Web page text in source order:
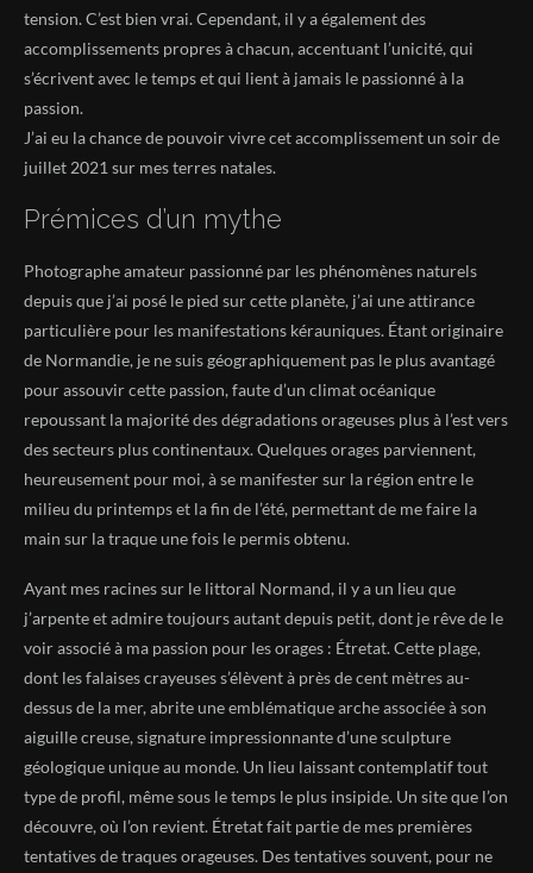
tension. C’est bien vrai. Cependant, il y a également des
accomplissements propres à chacun, accentuant l’unicité, qui
s’écrivent avec le temps et qui lient à jamais le passionné à la
passion.
J’ai eu la chance de pouvoir vivre cet accomplissement un soir de
juillet 2021 sur mes terres natales.
Prémices d’un mythe
Photographe amateur passionné par les phénomènes naturels
depuis que j’ai posé le pied sur cette planète, j’ai une attirance
particulière pour les manifestations kérauniques. Étant originaire
de Normandie, je ne suis géographiquement pas le plus avantagé
pour assouvir cette passion, faute d’un climat océanique
repoussant la majorité des dégradations orageuses plus à l’est vers
des secteurs plus continentaux. Quelques orages parviennent,
heureusement pour moi, à se manifester sur la région entre le
milieu du printemps et la fin de l’été, permettant de me faire la
main sur la traque une fois le permis obtenu.
Ayant mes racines sur le littoral Normand, il y a un lieu que
j’arpente et admire toujours autant depuis petit, dont je rêve de le
voir associé à ma passion pour les orages : Étretat. Cette plage,
dont les falaises crayeuses s’élèvent à près de cent mètres au-
dessus de la mer, abrite une emblématique arche associée à son
aiguille creuse, signature impressionnante d’une sculpture
géologique unique au monde. Un lieu laissant contemplatif tout
type de profil, même sous le temps le plus insipide. Un site que l’on
découvre, où l’on revient. Étretat fait partie de mes premières
tentatives de traques orageuses. Des tentatives souvent, pour ne